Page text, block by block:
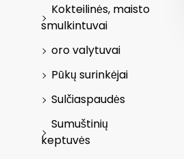
Kokteilinės, maisto
smulkintuvai
oro valytuvai
Pūkų surinkėjai
Sulčiaspaudės
Sumuštinių
keptuvės